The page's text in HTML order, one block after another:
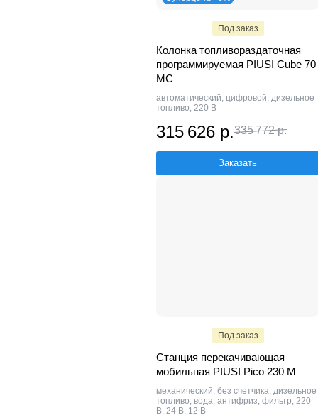
Под заказ
Колонка топливораздаточная
программируемая PIUSI Cube 70
MC
автоматический; цифровой; дизельное
топливо; 220 В
315 626 р.335 772 р.
Заказать
Под заказ
Станция перекачивающая
мобильная PIUSI Pico 230 M
механический; без счетчика; дизельное
топливо, вода, антифриз; фильтр; 220
В, 24 В, 12 В